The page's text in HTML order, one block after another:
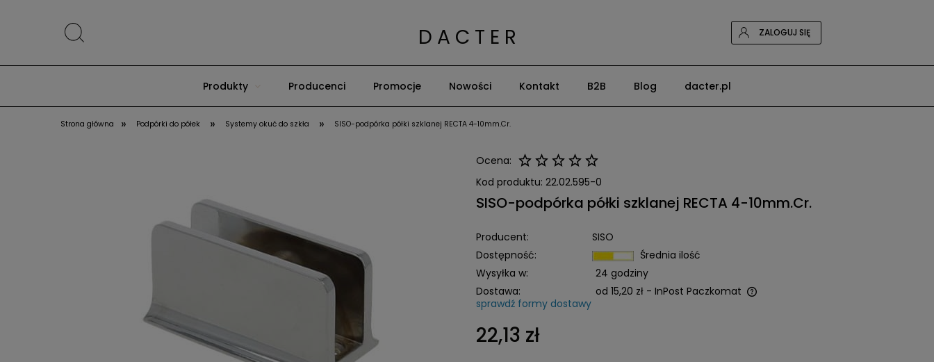
D A C T E R ZALOGUJ SIĘ
Produkty Producenci Promocje Nowości Kontakt B2B Blog dacter.pl
Strona główna » Podpórki do półek » Systemy okuć do szkła » SISO-podpórka półki szklanej RECTA 4-10mm.Cr.
Ocena:
Kod produktu: 22.02.595-0
SISO-podpórka półki szklanej RECTA 4-10mm.Cr.
Producent:
SISO
Dostępność:
Średnia ilość
Wysyłka w:
24 godziny
Dostawa:
od 15,20 zł - InPost Paczkomat
sprawdź formy dostawy
22,13 zł